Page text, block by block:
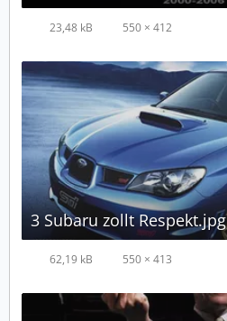
23,48 kB 550 × 412
3 Subaru zollt Respekt.jpg
62,19 kB 550 × 413